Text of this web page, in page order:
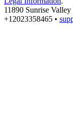
11890 Sunrise
+12023358465 •